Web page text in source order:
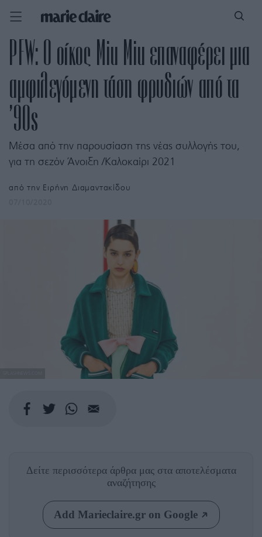
PFW: Ο οίκος Miu Miu επαναφέρει μια
αμφιλεγόμενη τάση φρυδιών από τα
’90s
Μέσα από την παρουσίαση της νέας συλλογής του,
για τη σεζόν Άνοιξη /Καλοκαίρι 2021
από την Ειρήνη Διαμαντακίδου
Δείτε περισσότερα άρθρα μας στα αποτελέσματα
αναζήτησης
Add Marieclaire.gr on Google